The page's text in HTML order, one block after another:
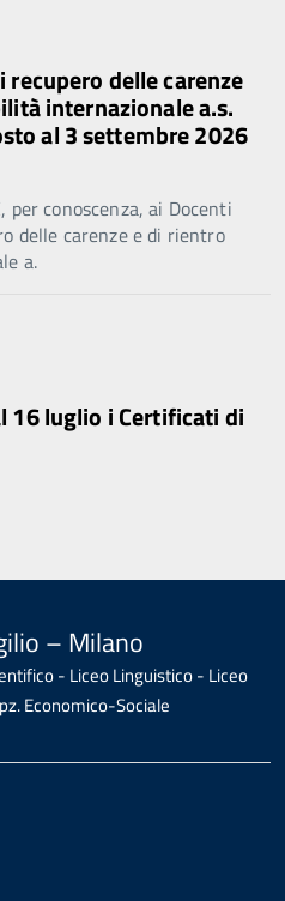
recupero delle carenze
internazionale a.s.
al 3 settembre 2026
conoscenza, ai Docenti
delle carenze e di rientro
a.
16 luglio i Certificati di
– Milano
- Liceo Linguistico - Liceo
Economico-Sociale